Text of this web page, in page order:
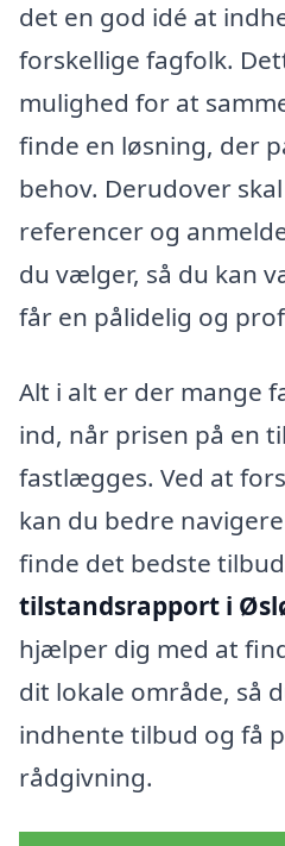
det en god idé at
forskellige fagfolk.
mulighed for at
finde en løsning, der
behov. Derudover
referencer og
du vælger, så du kan
får en pålidelig og
Alt i alt er der mange
ind, når prisen på en
fastlægges. Ved at
kan du bedre
finde det bedste
tilstandsrapport i
hjælper dig med at
dit lokale område, så
indhente tilbud og få
rådgivning.